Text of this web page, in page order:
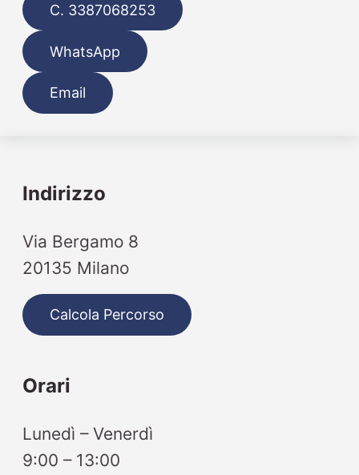
C. 3387068253
WhatsApp
Email
Indirizzo
Via Bergamo 8
20135 Milano
Calcola Percorso
Orari
Lunedì – Venerdì
9:00 – 13:00